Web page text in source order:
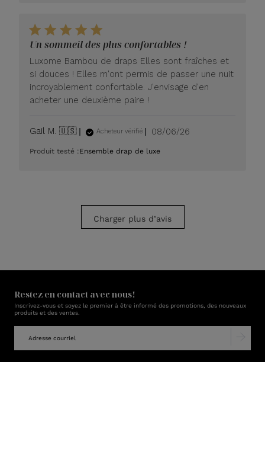
Un sommeil des plus confortables !
Luxome Bambou de draps Elles sont fraîches et
si douces ! Elles m'ont permis de passer une nuit
incroyablement confortable. J'envisage d'en
acheter une deuxième paire !
Gail M. 🇺🇸 Acheteur vérifié
Date
08/06/26
Produit testé :Ensemble drap de luxe
Charger plus d’avis
Restez en contact avec nous!
Inscrivez-vous et soyez le premier à être informé des promotions, des nouveaux
produits et des ventes.
Boutique